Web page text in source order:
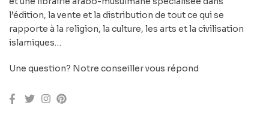
l’édition, la vente et la distribution de tout ce qui se
rapporte à la religion, la culture, les arts et la civilisation
islamiques…
Une question? Notre conseiller vous répond